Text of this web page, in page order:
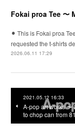
Fokai proa Tee 〜
⚫︎ This is Fokai proa
requested the t-shirts
2026.06.11 17:29
2021.05.12 16:33
A-pop art works 〜
to chop can from 81